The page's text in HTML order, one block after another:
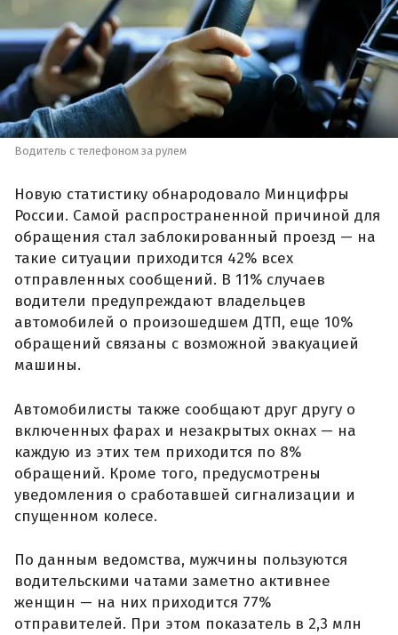
Водитель с телефоном за рулем
Новую статистику обнародовало Минцифры
России. Самой распространенной причиной для
обращения стал заблокированный проезд — на
такие ситуации приходится 42% всех
отправленных сообщений. В 11% случаев
водители предупреждают владельцев
автомобилей о произошедшем ДТП, еще 10%
обращений связаны с возможной эвакуацией
машины.
Автомобилисты также сообщают друг другу о
включенных фарах и незакрытых окнах — на
каждую из этих тем приходится по 8%
обращений. Кроме того, предусмотрены
уведомления о сработавшей сигнализации и
спущенном колесе.
По данным ведомства, мужчины пользуются
водительскими чатами заметно активнее
женщин — на них приходится 77%
отправителей. При этом показатель в 2,3 млн